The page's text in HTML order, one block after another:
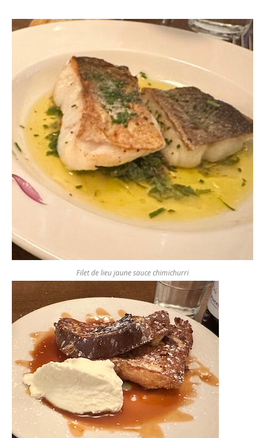
Filet de lieu jaune sauce chimichurri